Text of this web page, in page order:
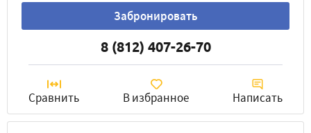
Забронировать
8 (812) 407-26-70
Сравнить В избранное Написать